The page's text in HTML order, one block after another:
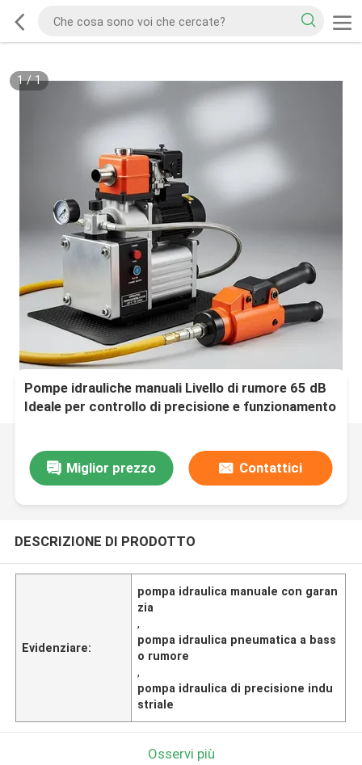
1/1
Pompe idrauliche manuali Livello di rumore 65 dB
Ideale per controllo di precisione e funzionamento
Miglior prezzo Contattici
DESCRIZIONE DI PRODOTTO
Evidenziare:
pompa idraulica manuale con garan
zia
,
pompa idraulica pneumatica a bass
o rumore
,
pompa idraulica di precisione indu
striale
Osservi più